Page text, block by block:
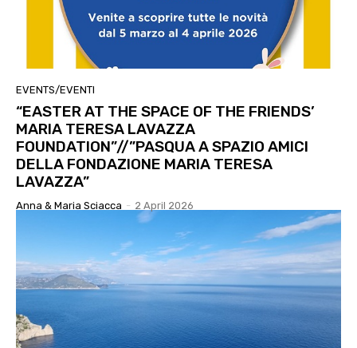
EVENTS/EVENTI
“EASTER AT THE SPACE OF THE FRIENDS’
MARIA TERESA LAVAZZA
FOUNDATION”//”PASQUA A SPAZIO AMICI
DELLA FONDAZIONE MARIA TERESA
LAVAZZA”
Anna & Maria Sciacca - 2 April 2026